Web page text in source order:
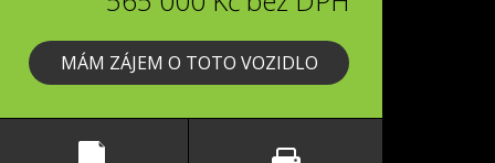
MÁM ZÁJEM O TOTO VOZIDLO